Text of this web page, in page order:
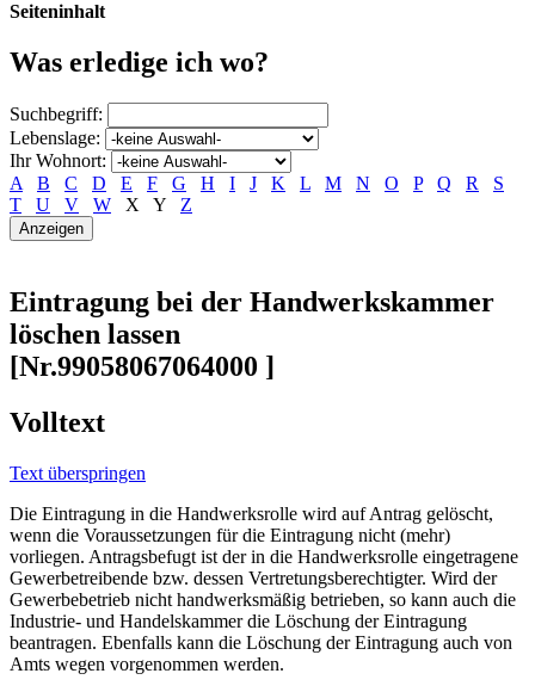
Seiteninhalt
Was erledige ich wo?
Suchbegriff:
Lebenslage:
Ihr Wohnort:
A
B C D E F G H I J K L M N O P Q R
S
T
U V W X Y Z
Eintragung bei der Handwerkskammer
löschen lassen
[Nr.99058067064000 ]
Volltext
Text überspringen
Die Eintragung in die Handwerksrolle wird auf Antrag gelöscht,
wenn die Voraussetzungen für die Eintragung nicht (mehr)
vorliegen. Antragsbefugt ist der in die Handwerksrolle eingetragene
Gewerbetreibende bzw. dessen Vertretungsberechtigter. Wird der
Gewerbebetrieb nicht handwerksmäßig betrieben, so kann auch die
Industrie- und Handelskammer die Löschung der Eintragung
beantragen. Ebenfalls kann die Löschung der Eintragung auch von
Amts wegen vorgenommen werden.